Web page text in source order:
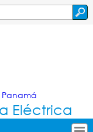
Panamá
Eléctrica